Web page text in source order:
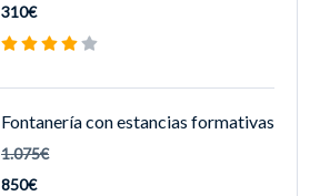
310€
Fontanería con estancias formativas
1.075€
850€